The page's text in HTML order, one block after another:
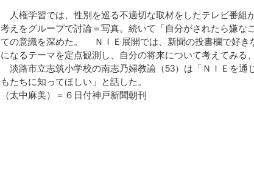
人権学習では、性別を巡る不適切な取材をしたテレビ番組
考えをグループで討論＝写真。続いて「自分がされたら嫌な
ての意識を深めた。 ＮＩＥ展開では、新聞の投書欄で好き
になるテーマを定点観測し、自分の将来について考えてみる
淡路市立志筑小学校の南志乃婦教諭（53）は「ＮＩＥを通
もたちに知ってほしい」と話した。
（太中麻美）＝６日付神戸新聞朝刊